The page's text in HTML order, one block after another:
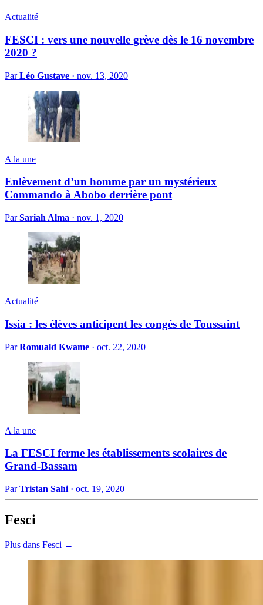
Actualité
FESCI : vers une nouvelle grève dès le 16 novembre
2020 ?
ParLéo Gustave · nov. 13, 2020
A la une
Enlèvement d’un homme par un mystérieux
Commando à Abobo derrière pont
ParSariah Alma · nov. 1, 2020
Actualité
Issia : les élèves anticipent les congés de Toussaint
ParRomuald Kwame · oct. 22, 2020
A la une
La FESCI ferme les établissements scolaires de
Grand-Bassam
ParTristan Sahi · oct. 19, 2020
Fesci
Plus dans Fesci →